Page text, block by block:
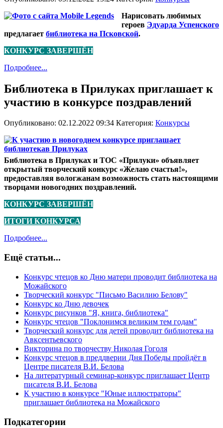
Нарисовать любимых
героев Эдуарда Успенского
предлагает библиотека на Псковской.
КОНКУРС ЗАВЕРШЁН
Подробнее...
Библиотека в Прилуках приглашает к
участию в конкурсе поздравлений
Опубликовано: 02.12.2022 09:34 Категория: Конкурсы
Библиотека в Прилуках и ТОС «Прилуки» объявляет
открытый творческий конкурс «Желаю счастья!»,
предоставляя вологжанам возможность стать настоящими
творцами новогодних поздравлений.
КОНКУРС ЗАВЕРШЁН
ИТОГИ КОНКУРСА
Подробнее...
Ещё статьи...
Конкурс чтецов ко Дню матери проводит библиотека на
Можайского
Творческий конкурс "Письмо Василию Белову"
Конкурс ко Дню девочек
Конкурс рисунков "Я, книга, библиотека"
Конкурс чтецов "Поклонимся великим тем годам"
Творческий конкурс для детей проводит библиотека на
Авксентьевского
Викторина по творчеству Николая Гоголя
Конкурс чтецов в преддверии Дня Победы пройдёт в
Центре писателя В.И. Белова
На литературный семинар-конкурс приглашает Центр
писателя В.И. Белова
К участию в конкурсе "Юные иллюстраторы"
приглашает библиотека на Можайского
Подкатегории